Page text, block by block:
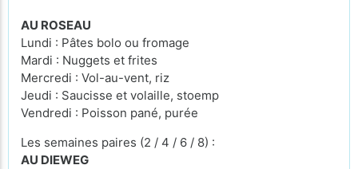
AU ROSEAU
Lundi : Pâtes bolo ou fromage
Mardi : Nuggets et frites
Mercredi : Vol-au-vent, riz
Jeudi : Saucisse et volaille, stoemp
Vendredi : Poisson pané, purée
Les semaines paires (2 / 4 / 6 / 8) :
AU DIEWEG